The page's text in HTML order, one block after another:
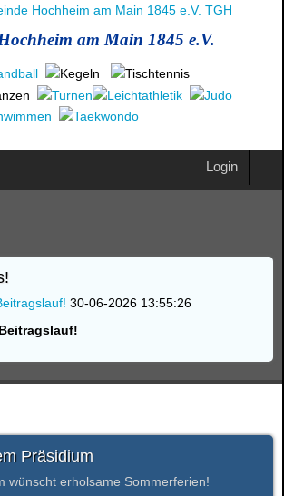
am Main 1845 e.V.
Login
30-06-2026 13:55:26
Präsidium
wünscht erholsame Sommerferien!